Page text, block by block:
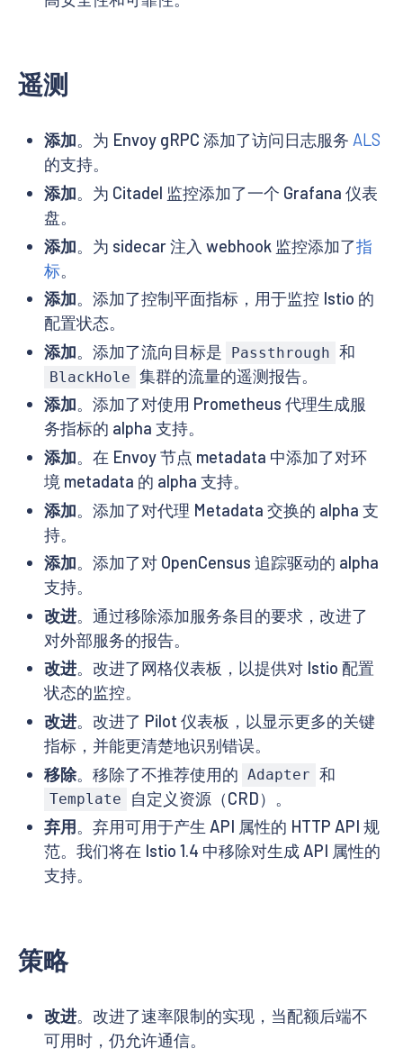
遥测
添加。为 Envoy gRPC 添加了访问日志服务 ALS
的支持。
添加。为 Citadel 监控添加了一个 Grafana 仪表
盘。
添加。为 sidecar 注入 webhook 监控添加了指
标。
添加。添加了控制平面指标，用于监控 Istio 的
配置状态。
添加。添加了流向目标是 Passthrough 和
BlackHole 集群的流量的遥测报告。
添加。添加了对使用 Prometheus 代理生成服
务指标的 alpha 支持。
添加。在 Envoy 节点 metadata 中添加了对环
境 metadata 的 alpha 支持。
添加。添加了对代理 Metadata 交换的 alpha 支
持。
添加。添加了对 OpenCensus 追踪驱动的 alpha
支持。
改进。通过移除添加服务条目的要求，改进了
对外部服务的报告。
改进。改进了网格仪表板，以提供对 Istio 配置
状态的监控。
改进。改进了 Pilot 仪表板，以显示更多的关键
指标，并能更清楚地识别错误。
移除。移除了不推荐使用的 Adapter 和
Template
自定义资源（CRD）。
弃用。弃用可用于产生 API 属性的 HTTP API 规
范。我们将在 Istio 1.4 中移除对生成 API 属性的
支持。
策略
改进。改进了速率限制的实现，当配额后端不
可用时，仍允许通信。